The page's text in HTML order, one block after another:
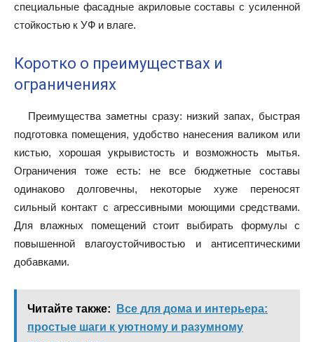
специальные фасадные акриловые составы с усиленной
стойкостью к УФ и влаге.
Коротко о преимуществах и
ограничениях
Преимущества заметны сразу: низкий запах, быстрая
подготовка помещения, удобство нанесения валиком или
кистью, хорошая укрывистость и возможность мытья.
Ограничения тоже есть: не все бюджетные составы
одинаково долговечны, некоторые хуже переносят
сильный контакт с агрессивными моющими средствами.
Для влажных помещений стоит выбирать формулы с
повышенной влагоустойчивостью и антисептическими
добавками.
Читайте также:
Все для дома и интерьера:
простые шаги к уютному и разумному